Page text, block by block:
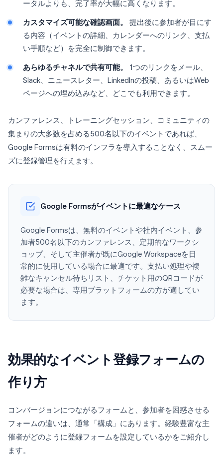
ータルよりも、完了率が大幅に高くなります。
カスタマイズ可能な確認画面。
提出後に参加者が目にす
る内容（イベントの詳細、カレンダーへのリンク、支払
い手順など）を完全に制御できます。
あらゆるチャネルで共有可能。
1つのリンクをメール、
Slack、ニュースレター、LinkedInの投稿、あるいはWeb
ページへの埋め込みなど、どこでも利用できます。
カンファレンス、トレーニングセッション、コミュニティの
集まりの大多数を占める500名以下のイベントであれば、
Google Formsは有料のインフラを導入することなく、スムー
ズに登録管理を行えます。
Google Formsがイベントに最適なケース
Google Formsは、無料のイベントや社内イベント、参
加者500名以下のカンファレンス、定期的なワークシ
ョップ、そして主催者が既にGoogle Workspaceを日
常的に使用している場合に最適です。支払い処理や複
雑なキャンセル待ちリスト、チケット用のQRコードが
必要な場合は、専用プラットフォームの方が適してい
ます。
効果的なイベント登録フォームの
作り方
コンバージョンにつながるフォームと、参加者を困惑させる
フォームの違いは、通常「構成」にあります。経験豊富な主
催者がどのように登録フォームを設定しているかをご紹介し
ます。